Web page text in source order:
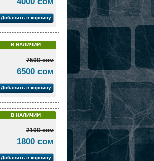
Добавить в корзину
В НАЛИЧИИ
7500 сом
6500 сом
Добавить в корзину
В НАЛИЧИИ
2100 сом
1800 сом
Добавить в корзину